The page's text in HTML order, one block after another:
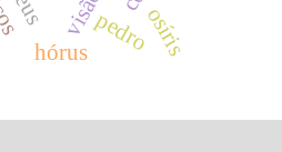
pedro
hórus osíris